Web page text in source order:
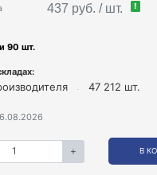
437 руб. / шт. !
90 шт.
47 212 шт.
+ В